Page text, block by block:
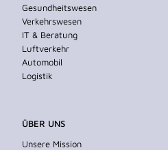
Gesundheitswesen
Verkehrswesen
IT & Beratung
Luftverkehr
Automobil
Logistik
ÜBER UNS
Unsere Mission